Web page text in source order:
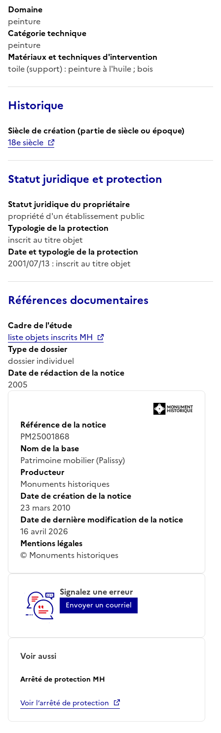
Domaine
peinture
Catégorie technique
peinture
Matériaux et techniques d'intervention
toile (support) : peinture à l'huile ; bois
Historique
Siècle de création (partie de siècle ou époque)
18e siècle
Statut juridique et protection
Statut juridique du propriétaire
propriété d'un établissement public
Typologie de la protection
inscrit au titre objet
Date et typologie de la protection
2001/07/13 : inscrit au titre objet
Références documentaires
Cadre de l'étude
liste objets inscrits MH
Type de dossier
dossier individuel
Date de rédaction de la notice
2005
Référence de la notice
PM25001868
Nom de la base
Patrimoine mobilier (Palissy)
Producteur
Monuments historiques
Date de création de la notice
23 mars 2010
Date de dernière modification de la notice
16 avril 2026
Mentions légales
© Monuments historiques
Signalez une erreur
Envoyer un courriel
Voir aussi
Arrêté de protection MH
Voir l’arrêté de protection